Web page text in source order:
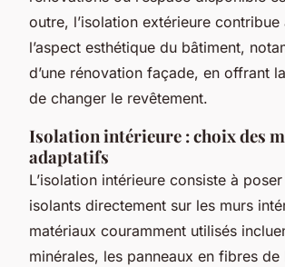
outre, l’isolation extérieure
l’aspect esthétique du bâtiment,
d’une rénovation façade, en offrant
de changer le revêtement.
Isolation intérieure : choix des
adaptatifs
L’isolation intérieure consiste à
isolants directement sur les murs
matériaux couramment utilisés
minérales, les panneaux en fibres